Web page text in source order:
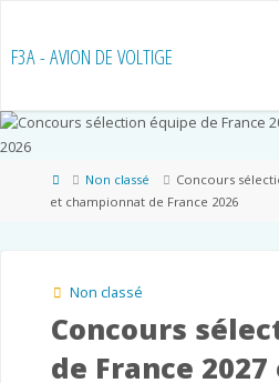
content
F3A - AVION DE VOLTIGE
HomeNon classé
Concours
et championnat de France 2026
Non classé
Concours
de France 2027